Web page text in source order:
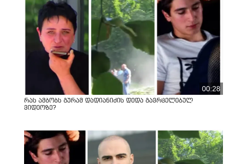
00:28
რას ამბობს გურამ დადიანიძის დედა გავრცელებულ
ვიდეოზე?